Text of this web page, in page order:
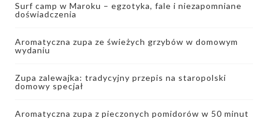
Surf camp w Maroku – egzotyka, fale i niezapomniane
doświadczenia
Aromatyczna zupa ze świeżych grzybów w domowym
wydaniu
Zupa zalewajka: tradycyjny przepis na staropolski
domowy specjał
Aromatyczna zupa z pieczonych pomidorów w 50 minut